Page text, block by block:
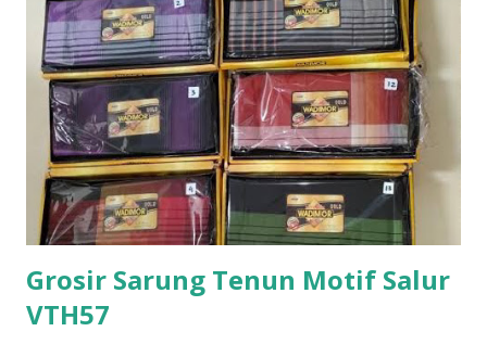
Grosir Sarung Tenun Motif Salur
VTH57